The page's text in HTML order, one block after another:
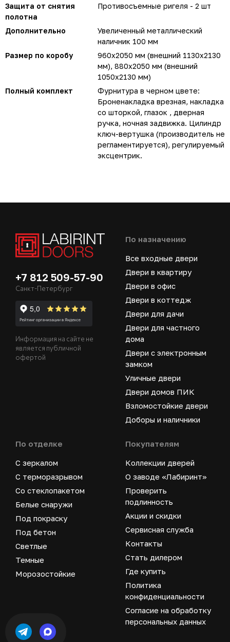
Защита от снятия
полотна
Противосъемные ригеля - 2 шт
Дополнительно
Увеличенный металлический
наличник 100 мм
Размер по коробу
960х2050 мм (внешний 1130х2130
мм), 880х2050 мм (внешний
1050х2130 мм)
Полный комплект
Фурнитура в черном цвете:
Броненакладка врезная, накладка
со шторкой, глазок , дверная
ручка, ночная задвижка. Цилиндр
ключ-вертушка (производитель не
регламентируется), регулируемый
эксцентрик.
+7 812 509-57-90
Санкт-Петербург
Информация на сайте не
является публичной
офертой
По назначению
Все входные двери
Двери в квартиру
Двери в офис
Двери в коттедж
Двери для дачи
Двери для частного
дома
Двери с электронным
замком
Уличные двери
Двери домов ПИК
Взломостойкие двери
Доборы и наличники
По отделке
С зеркалом
С терморазрывом
Со стеклопакетом
Белые снаружи
Под покраску
Под бетон
Светлые
Темные
Морозостойкие
Покупателям
Коллекции дверей
О заводе «Лабиринт»
Проверить
подлинность
Акции и скидки
Сервисная служба
Контакты
Стать дилером
Где купить
Политика
конфиденциальности
Согласие на обработку
персональных данных